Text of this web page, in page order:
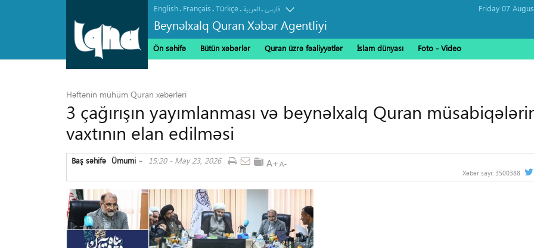
English. Français.Türkçe. العربیة.فارسی
Beynəlxalq Quran Xəbər Agentliyi
Ön səhifə Bütün xəbərlər Quran üzrə fəaliyyətlər İslam dünyası Foto - Video
Həftənin mühüm Quran xəbərləri
3 çağırışın yayımlanması və beynəlxalq Quran
vaxtının elan edilməsi
Baş səhifə »
Ümumi 15:20 - May 23, 2026
Xəbər sayı: 3500388